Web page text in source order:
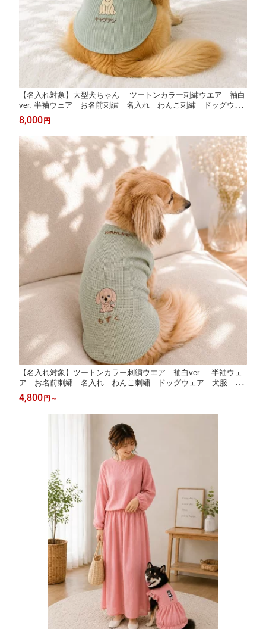
【名入れ対象】大型犬ちゃん ツートンカラー刺繍ウエア 袖白
ver. 半袖ウェア お名前刺繍 名入れ わんこ刺繍 ドッグウェ
ア 犬服 袖あり オリジナル刺繍 ゴールデン ボーダーコリ
ー WAN LIFE ワンライフ【TV番組ええじゃないか！メディア
掲載】【国内生産】
8,000円
【名入れ対象】ツートンカラー刺繍ウエア 袖白ver. 半袖ウェ
ア お名前刺繍 名入れ わんこ刺繍 ドッグウェア 犬服 袖
あり オリジナル刺繍 犬柄 ピンク グリーン ネイビー W
AN LIFE wan life ワンライフ【TV番組ええじゃないか！メデ
ィア掲載】【国内生産】
4,800円 ～